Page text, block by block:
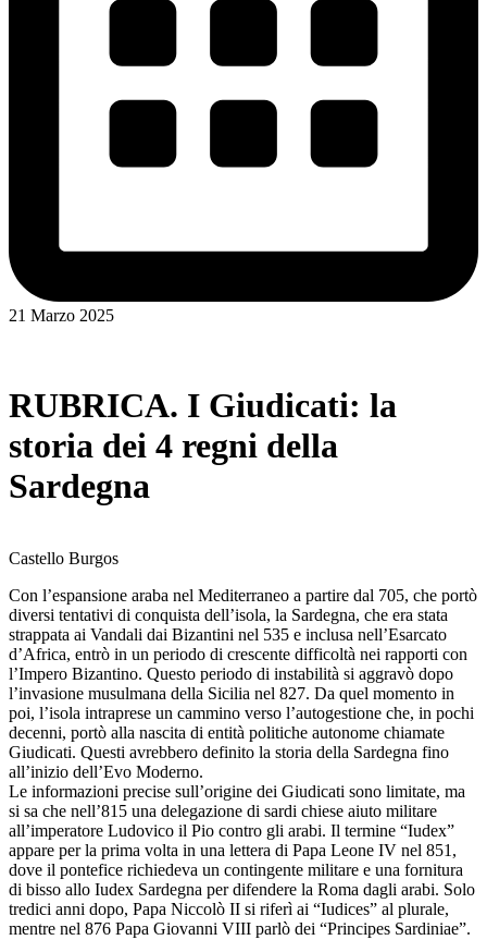
21 Marzo 2025
RUBRICA. I Giudicati: la
storia dei 4 regni della
Sardegna
Castello Burgos
Con l’espansione araba nel Mediterraneo a partire dal 705, che portò
diversi tentativi di conquista dell’isola, la Sardegna, che era stata
strappata ai Vandali dai Bizantini nel 535 e inclusa nell’Esarcato
d’Africa, entrò in un periodo di crescente difficoltà nei rapporti con
l’Impero Bizantino. Questo periodo di instabilità si aggravò dopo
l’invasione musulmana della Sicilia nel 827. Da quel momento in
poi, l’isola intraprese un cammino verso l’autogestione che, in pochi
decenni, portò alla nascita di entità politiche autonome chiamate
Giudicati. Questi avrebbero definito la storia della Sardegna fino
all’inizio dell’Evo Moderno.
Le informazioni precise sull’origine dei Giudicati sono limitate, ma
si sa che nell’815 una delegazione di sardi chiese aiuto militare
all’imperatore Ludovico il Pio contro gli arabi. Il termine “Iudex”
appare per la prima volta in una lettera di Papa Leone IV nel 851,
dove il pontefice richiedeva un contingente militare e una fornitura
di bisso allo Iudex Sardegna per difendere la Roma dagli arabi. Solo
tredici anni dopo, Papa Niccolò II si riferì ai “Iudices” al plurale,
mentre nel 876 Papa Giovanni VIII parlò dei “Principes Sardiniae”.